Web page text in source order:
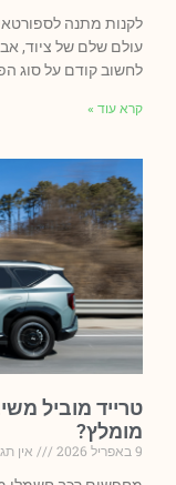
לקנות מתנה
עולם שלם של ציוד,
לחשוב קודם על סוג
קרא עוד »
טרייד מוביל
מומלץ?
9 באפריל 2026
אין